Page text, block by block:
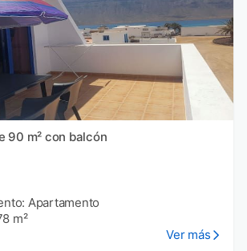
90 m² con balcón
Apartamento
m²
Ver más